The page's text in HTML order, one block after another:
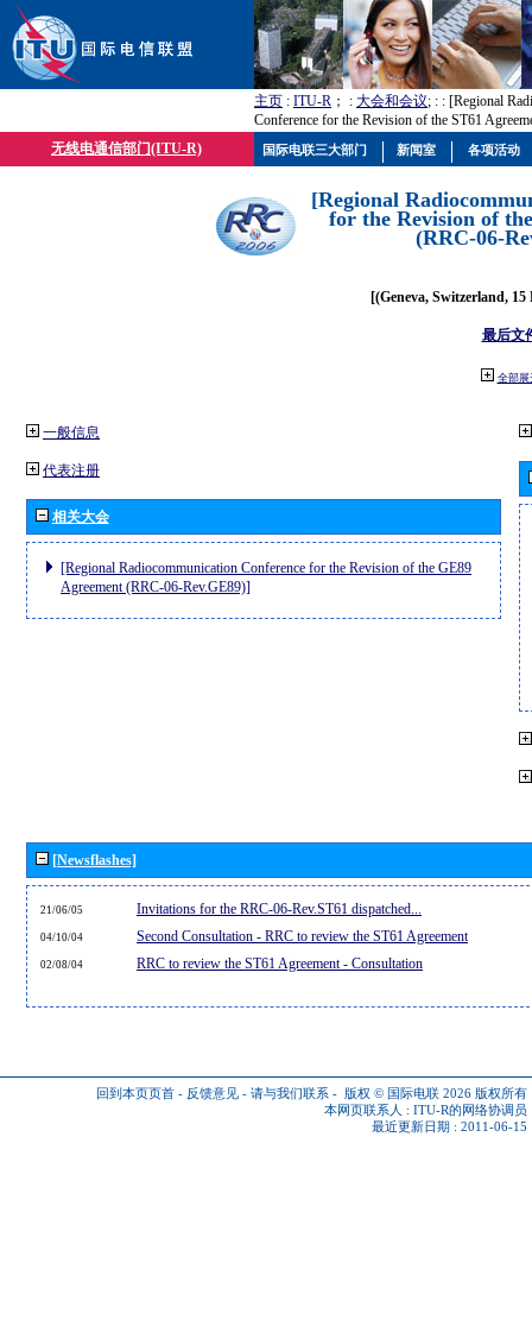
主页 : ITU-R ； : 大会和会议; : : [Regional
Conference for the Revision of the ST61
无线电通信部门(ITU-R)
[Regional
for the Revision of
(RRC-06-
[(Geneva, Switzerland, 15
最后文
全部展
一般信息
代表注册
相关大会
[Regional Radiocommunication Conference for the Revision of the GE89
Agreement (RRC-06-Rev.GE89)]
[Newsflashes]
21/06/05 Invitations for the RRC-06-Rev.ST61 dispatched...
04/10/04 Second Consultation - RRC to review the ST61 Agreement
02/08/04 RRC to review the ST61 Agreement - Consultation
回到本页页首 - 反馈意见 - 请与我们联系 - 版权 © 国际电联 2026 版权所有
本网页联系人 : ITU-R的网络协调员
最近更新日期 : 2011-06-15
国际电联三大部门 新闻室 各项活动